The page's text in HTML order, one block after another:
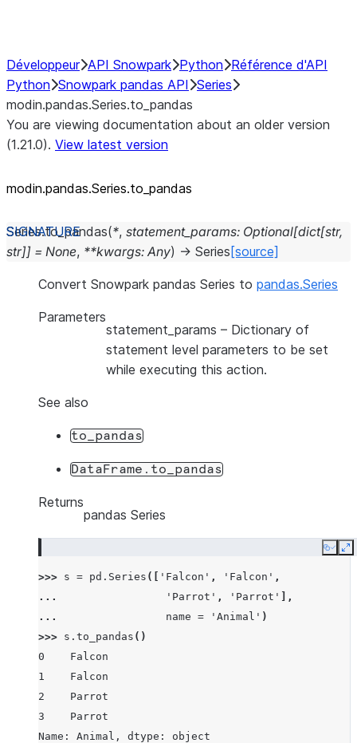
Développeur API Snowpark Python Référence d'API
Python Snowpark pandas API Series
modin.pandas.Series.to_pandas
You are viewing documentation about an older version
(1.21.0). View latest version
modin.pandas.Series.to_ pandas
Series.to_pandas(*, statement_params: Optional[dict[str,
str]] = None, **kwargs: Any) → Series [source]
Convert Snowpark pandas Series to pandas.Series
Parameters
statement_params – Dictionary of
statement level parameters to be set
while executing this action.
See also
to_pandas
DataFrame.to_pandas
Returns
pandas Series
Copy
>>> s = pd . Series ([ 'Falcon' , 'Falcon' ,
...
'Parrot' , 'Parrot'
],
...
name = 'Animal' )
>>> s . to_pandas ()
0    Falcon
1    Falcon
2    Parrot
3    Parrot
Name: Animal, dtype: object